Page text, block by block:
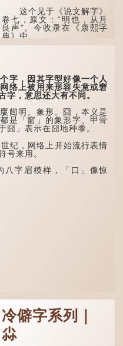
这个见于《说文解字》
卷七，原文：“明也，从月
良声”。今收录在《康熙字
典》中。
谁。”干坤是《周易》中的
两个卦名，这里指天地、宇
宙等，形容政治清明，天下
太平！
“天空朤朤，任鸟儿高
飞。”也是指天清气明，鸟
儿可高飞。
“朤朤脆脆”就是形容办
事爽快干脆。我...
，因其字型好像一个人
络上被用来形容失意或窘
字，意思还大有不同。
明。象形。囧，本义是
是「窗」的象形字。甲骨
囧」表示在囧地种黍。
，网络上开始流行表情
号来用。
字眉模样，「口」像惊
冷僻字系列｜
尛